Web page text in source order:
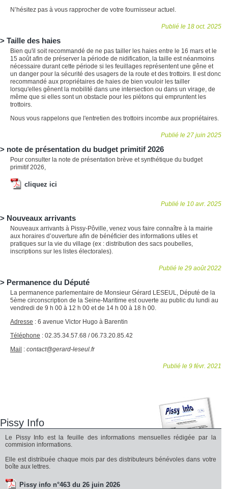
Publié le 18 oct. 2025
N’hésitez pas à vous rapprocher de votre fournisseur actuel.
Taille des haies
Publié le 27 juin 2025
Bien qu'il soit recommandé de ne pas tailler les haies entre le 16 mars et le
15 août afin de préserver la période de nidification, la taille est néanmoins
nécessaire durant cette période si les feuillages représentent une gêne et
un danger pour la sécurité des usagers de la route et des trottoirs. Il est donc
recommandé aux propriétaires de haies de bien vouloir les tailler
lorsqu'elles gênent la mobilité dans une intersection ou dans un virage, de
même que si elles sont un obstacle pour les piétons qui empruntent les
trottoirs.
Nous vous rappelons que l'entretien des trottoirs incombe aux propriétaires.
note de présentation du budget primitif 2026
Publié le 10 avr. 2025
Pour consulter la note de présentation brève et synthétique du budget
primitif 2026,
cliquez ici
Nouveaux arrivants
Publié le 29 août 2022
Nouveaux arrivants à Pissy-Pôville, venez vous faire connaître à la mairie
aux horaires d’ouverture afin de bénéficier des informations utiles et
pratiques sur la vie du village (ex : distribution des sacs poubelles,
inscriptions sur les listes électorales).
Permanence du Député
Publié le 9 févr. 2021
La permanence parlementaire de Monsieur Gérard LESEUL, Député de la
5ème circonscription de la Seine-Maritime est ouverte au public du lundi au
vendredi de 9 h 00 à 12 h 00 et de 14 h 00 à 18 h 00.
Adresse : 6 avenue Victor Hugo à Barentin
Téléphone : 02.35.34.57.68 / 06.73.20.85.42
Mail : contact@gerard-leseul.fr
Pissy Info
Le Pissy Info est la feuille des informations mensuelles rédigée par la
commision informations.
Elle est distribuée chaque mois par des distributeurs bénévoles dans votre
boîte aux lettres.
Pissy info n°463 du 26 juin 2026